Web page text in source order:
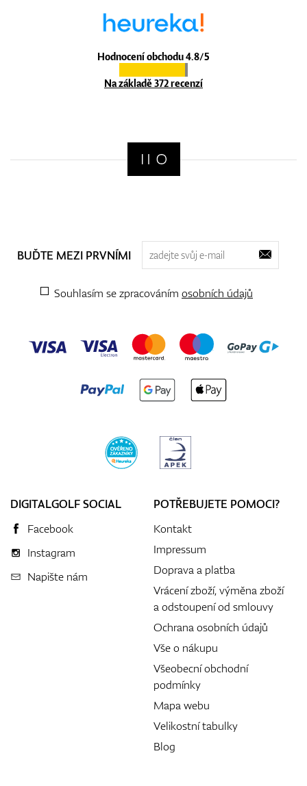
Hodnocení obchodu 4.8/5
Na základě 372 recenzí
BUĎTE MEZI PRVNÍMI
Souhlasím se zpracováním osobních údajů
DIGITALGOLF SOCIAL
Facebook
Instagram
Napište nám
POTŘEBUJETE POMOCI?
Kontakt
Impressum
Doprava a platba
Vrácení zboží, výměna zboží
a odstoupení od smlouvy
Ochrana osobních údajů
Vše o nákupu
Všeobecní obchodní
podmínky
Mapa webu
Velikostní tabulky
Blog